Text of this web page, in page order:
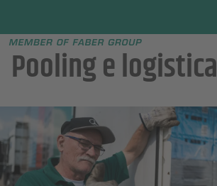
menu
Pooling e logistica